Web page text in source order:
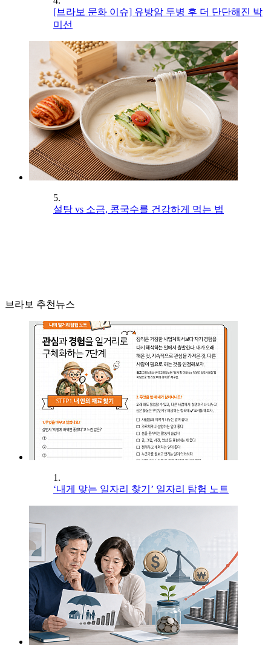
[브라보 문화 이슈] 유방암 투병 후 더 단단해진 박
미선
5.
설탕 vs 소금, 콩국수를 건강하게 먹는 법
브라보 추천뉴스
1.
‘내게 맞는 일자리 찾기’ 일자리 탐험 노트